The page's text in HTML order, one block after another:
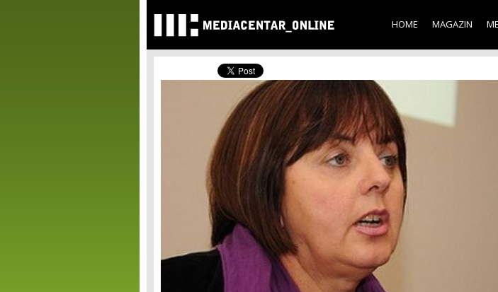
main
content
HOME MAGAZIN